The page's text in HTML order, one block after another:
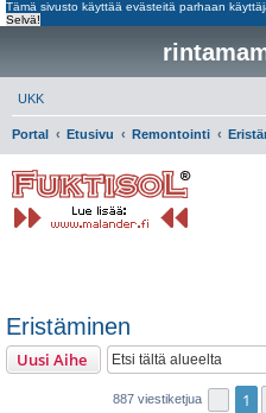
Tämä sivusto käyttää evästeitä parhaan
Selvä!
UKK
Portal Etusivu Remontointi
Eristäminen
Uusi Aihe
887 viestiketjua Sivu1